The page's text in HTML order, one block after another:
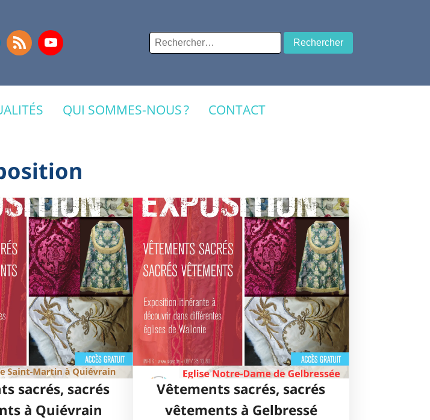
Rechercher :
QUI SOMMES-NOUS ? CONTACT
sacrés, sacrés
à Quiévrain
Vêtements sacrés, sacrés
vêtements à Gelbressé